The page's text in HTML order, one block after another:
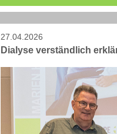
27.04.2026
Dialyse verständlich